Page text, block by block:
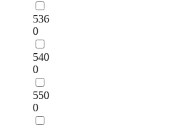
536
0
540
0
550
0